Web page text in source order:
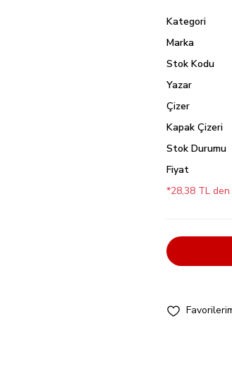
Kategori
Marka
Stok Kodu
Yazar
Çizer
Kapak Çizeri
Stok Durumu
Fiyat
*28,38 TL